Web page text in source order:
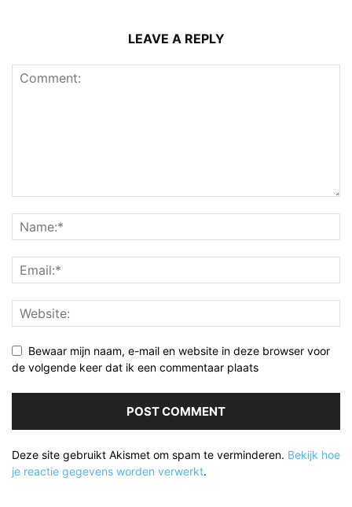
LEAVE A REPLY
Bewaar mijn naam, e-mail en website in deze browser voor
de volgende keer dat ik een commentaar plaats
Deze site gebruikt Akismet om spam te verminderen. Bekijk hoe
je reactie gegevens worden verwerkt.